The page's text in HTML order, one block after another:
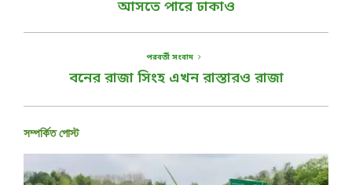
আসতে পারে ঢাকাও
পরবর্তী সংবাদ
বনের রাজা সিংহ এখন রাস্তারও রাজা
সম্পর্কিত পোস্ট